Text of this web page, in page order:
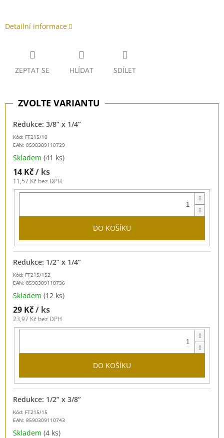
Detailní informace
ZEPTAT SE HLÍDAT SDÍLET
Kód: FT215/10
EAN: 8590309110729
Redukce: 3/8” x 1/4”
Skladem (41 ks)
14 Kč/ ks
11,57 Kč bez DPH
DO KOŠÍKU
Kód: FT215/152
EAN: 8590309110736
Redukce: 1/2” x 1/4”
Skladem (12 ks)
29 Kč/ ks
23,97 Kč bez DPH
DO KOŠÍKU
Kód: FT215/15
EAN: 8590309110743
Redukce: 1/2” x 3/8”
Skladem (4 ks)